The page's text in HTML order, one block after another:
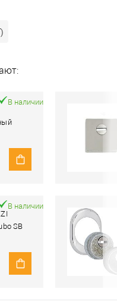
В наличии
SB
В наличии